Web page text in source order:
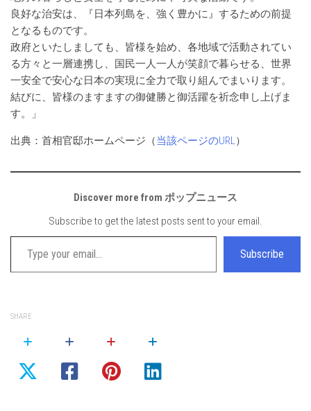
良好な治安は、『日本列島を、強く豊かに』するための前提
となるものです。
政府といたしましても、皆様を始め、各地域で活動されてい
る方々と一層連携し、国民一人一人が笑顔で暮らせる、世界
一安全で安心な日本の実現に全力で取り組んでまいります。
結びに、皆様のますますの御健勝と御活躍を祈念申し上げま
す。」
出典：首相官邸ホームページ（当該ページのURL）
Discover more from ポップニュース
Subscribe to get the latest posts sent to your email.
Type your email…
Subscribe
SHARE